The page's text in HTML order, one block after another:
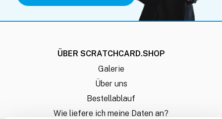
ÜBER SCRATCHCARD.SHOP
Galerie
Über uns
Bestellablauf
Wie liefere ich meine Daten an?